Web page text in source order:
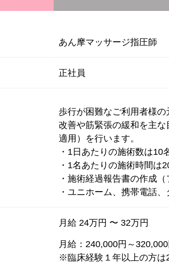
あん摩マッサージ指圧師
正社員
歩行が困難なご利用者様
改善や筋緊張の緩和を主
適用）を行います。
・1日あたりの施術数は10
・1名あたりの施術時間は
・施術経過報告書の作成
・ユニホーム、携帯電話
月給 24万円 〜 32万円
月給：240,000円～
※臨床経験１年以上の方は